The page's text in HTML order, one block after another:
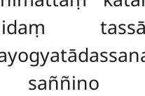
tassā
saññino